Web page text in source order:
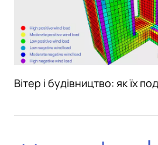
Вітер і будівництво: як їх